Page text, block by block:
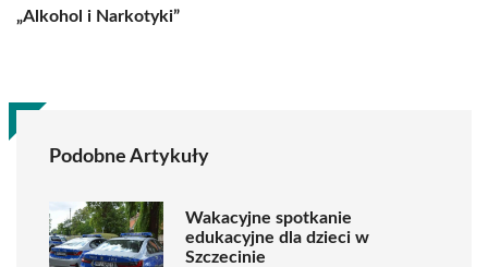
„Alkohol i Narkotyki”
Podobne Artykuły
Wakacyjne spotkanie
edukacyjne dla dzieci w
Szczecinie